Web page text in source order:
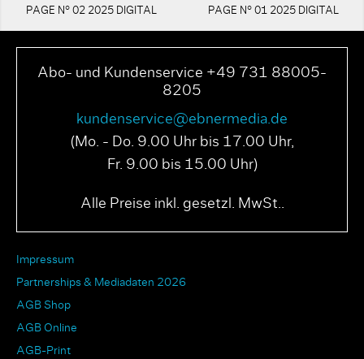
PAGE N° 02 2025 DIGITAL PAGE N° 01 2025 DIGITAL
Abo- und Kundenservice +49 731 88005-
8205
kundenservice@ebnermedia.de
(Mo. - Do. 9.00 Uhr bis 17.00 Uhr,
Fr. 9.00 bis 15.00 Uhr)
Alle Preise inkl. gesetzl. MwSt..
Impressum
Partnerships & Mediadaten 2026
AGB Shop
AGB Online
AGB-Print